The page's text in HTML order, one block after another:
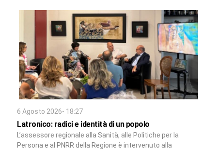
6 Agosto 2026- 18:27
Latronico: radici e identità di un popolo
L’assessore regionale alla Sanità, alle Politiche per la
Persona e al PNRR della Regione è intervenuto alla